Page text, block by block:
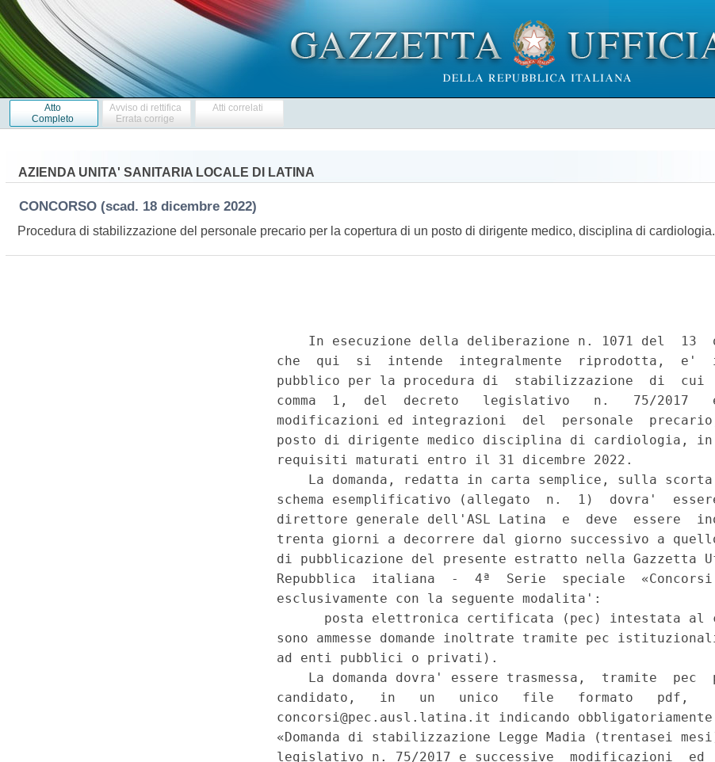
Atto
Completo
Avviso di rettifica
Errata corrige
Atti correlati
AZIENDA UNITA' SANITARIA LOCALE DI LATINA
CONCORSO (scad. 18 dicembre 2022)
Procedura di stabilizzazione del personale precario per la copertura di un posto di dirigente medico, disciplina di cardiologia.